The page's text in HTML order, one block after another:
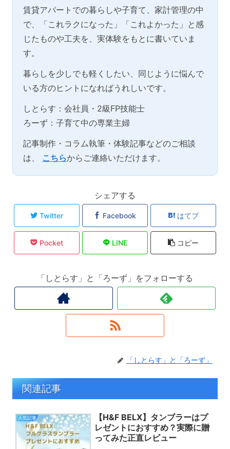
賃貸アパートでの暮らしや子育て、家計管理の中
で、「これラクになった」「これよかった」と感
じたものや工夫を、実体験をもとに書いていま
す。
暮らしを少しでも軽くしたい、同じように悩んで
いる方のヒントになればうれしいです。
しとらす：会社員・2級FP技能士
ろーず：子育て中の専業主婦
記事制作・コラム執筆・体験記事などのご相談
は、 こちらからご連絡いただけます。
シェアする
Twitter Facebook はてブ
Pocket LINE コピー
「しとらす」と「ろーず」をフォローする
「しとらす」と「ろーず」
関連記事
人気記事
【H&F BELX】タンブラーはプ
レゼントにおすすめ？実際に贈
ってみた正直レビュー